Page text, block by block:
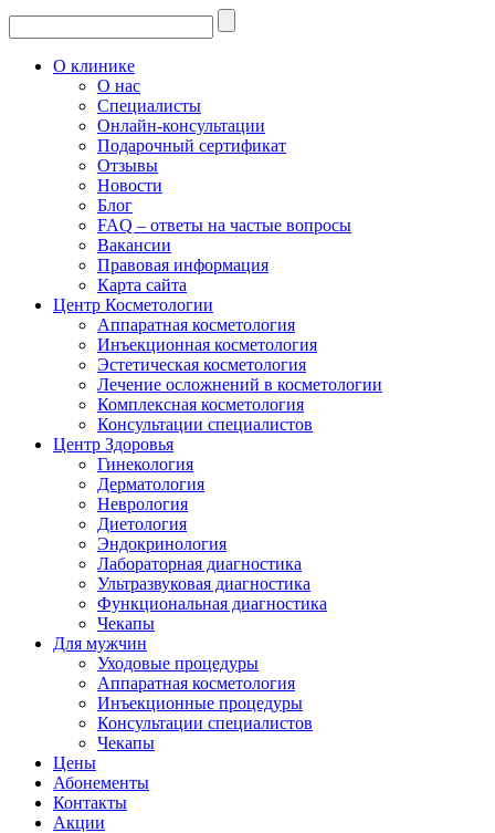
О клинике
О нас
Специалисты
Онлайн-консультации
Подарочный сертификат
Отзывы
Новости
Блог
FAQ – ответы на частые вопросы
Вакансии
Правовая информация
Карта сайта
Центр Косметологии
Аппаратная косметология
Инъекционная косметология
Эстетическая косметология
Лечение осложнений в косметологии
Комплексная косметология
Консультации специалистов
Центр Здоровья
Гинекология
Дерматология
Неврология
Диетология
Эндокринология
Лабораторная диагностика
Ультразвуковая диагностика
Функциональная диагностика
Чекапы
Для мужчин
Уходовые процедуры
Аппаратная косметология
Инъекционные процедуры
Консультации специалистов
Чекапы
Цены
Абонементы
Контакты
Акции